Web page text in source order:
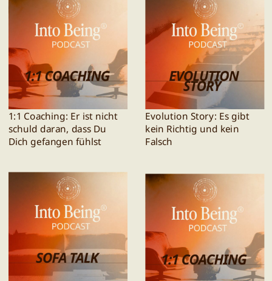
1:1 Coaching: Er ist nicht
schuld daran, dass Du
Dich gefangen fühlst
Evolution Story: Es gibt
kein Richtig und kein
Falsch